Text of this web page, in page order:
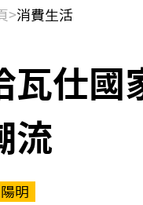
>消費生活
瓦仕國
流
明